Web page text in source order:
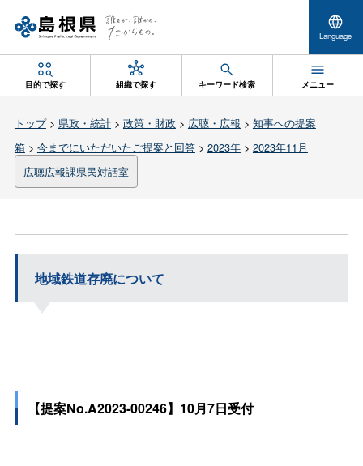
Language
目的で探す 組織で探す キーワード検索 メニュー
トップ> 県政・統計> 政策・財政 > 広聴・広報 > 知事への提案
箱> 今までにいただいたご提案と回答> 2023年> 2023年11月
広聴広報課県民対話室
地域鉄道存廃について
【提案No.A2023-00246】10月7日受付